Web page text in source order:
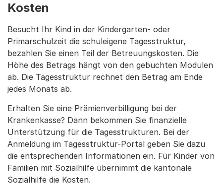
Kosten
Besucht Ihr Kind in der Kindergarten- oder
Primarschulzeit die schuleigene Tagesstruktur,
bezahlen Sie einen Teil der Betreuungskosten. Die
Höhe des Betrags hängt von den gebuchten Modulen
ab. Die Tagesstruktur rechnet den Betrag am Ende
jedes Monats ab.
Erhalten Sie eine Prämienverbilligung bei der
Krankenkasse? Dann bekommen Sie finanzielle
Unterstützung für die Tagesstrukturen. Bei der
Anmeldung im Tagesstruktur-Portal geben Sie dazu
die entsprechenden Informationen ein. Für Kinder von
Familien mit Sozialhilfe übernimmt die kantonale
Sozialhilfe die Kosten.